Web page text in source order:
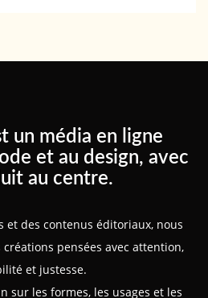
un média en ligne
et au design, avec
au centre.
et des contenus éditoriaux, nous
pensées avec attention,
et justesse.
sur les formes, les usages et les